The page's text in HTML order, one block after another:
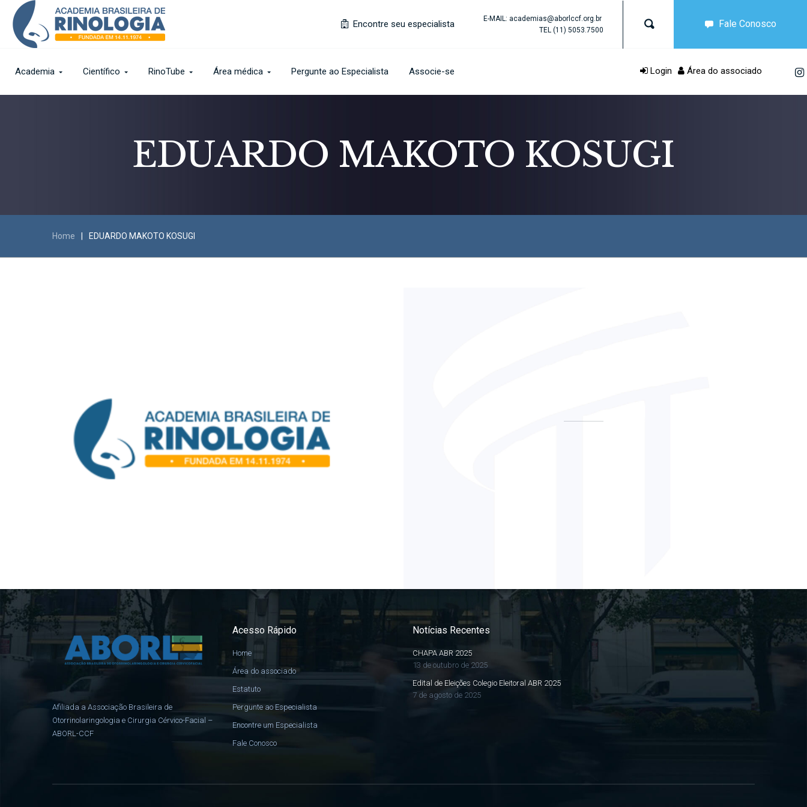
Encontre seu especialista
E-MAIL: academias@aborlccf.org.br
TEL (11) 5053.7500
Fale Conosco
Academia Científico RinoTube Área médica Pergunte ao Especialista Associe-se Login Área do associado
EDUARDO MAKOTO KOSUGI
Home EDUARDO MAKOTO KOSUGI
Afiliada a Associação Brasileira de
Otorrinolaringologia e Cirurgia Cérvico-Facial –
ABORL-CCF
Acesso Rápido
Home
Área do associado
Estatuto
Pergunte ao Especialista
Encontre um Especialista
Fale Conosco
Notícias Recentes
CHAPA ABR 2025
13 de outubro de 2025
Edital de Eleições Colegio Eleitoral ABR 2025
7 de agosto de 2025